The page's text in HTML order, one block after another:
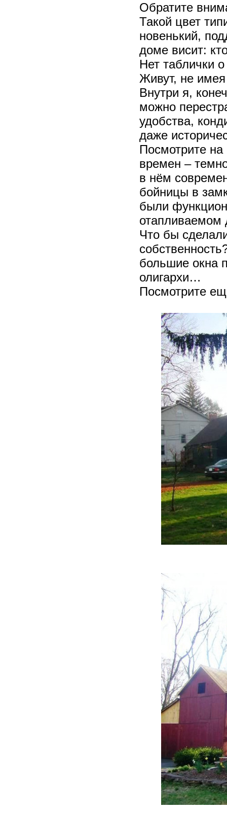
Обратите
Такой цвет
новенький,
доме висит:
Нет таблички
Живут, не
Внутри я,
можно
удобства,
даже
Посмотрите на
времен –
в нём
бойницы в
были
отапливаемом
Что бы
большие окна
олигархи…
Посмотрите